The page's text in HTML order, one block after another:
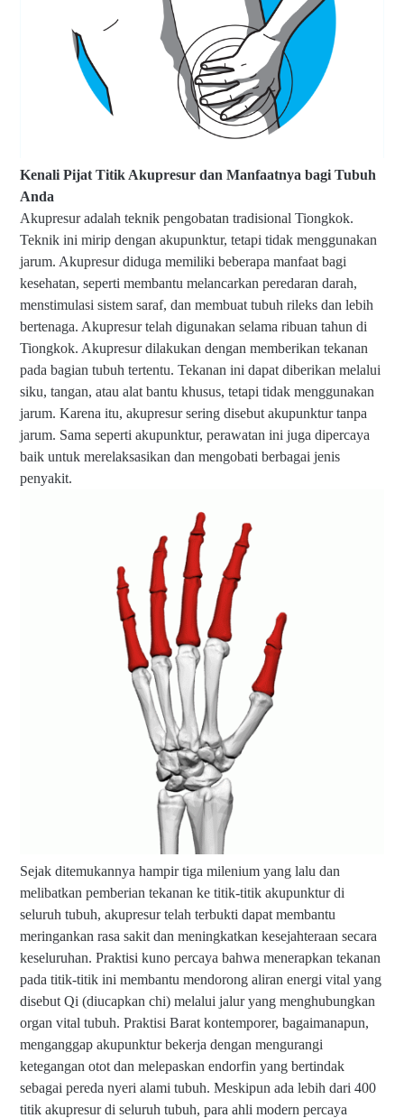
Kenali Pijat Titik Akupresur dan Manfaatnya bagi Tubuh
Anda
Akupresur adalah teknik pengobatan tradisional Tiongkok.
Teknik ini mirip dengan akupunktur, tetapi tidak menggunakan
jarum. Akupresur diduga memiliki beberapa manfaat bagi
kesehatan, seperti membantu melancarkan peredaran darah,
menstimulasi sistem saraf, dan membuat tubuh rileks dan lebih
bertenaga. Akupresur telah digunakan selama ribuan tahun di
Tiongkok. Akupresur dilakukan dengan memberikan tekanan
pada bagian tubuh tertentu. Tekanan ini dapat diberikan melalui
siku, tangan, atau alat bantu khusus, tetapi tidak menggunakan
jarum. Karena itu, akupresur sering disebut akupunktur tanpa
jarum. Sama seperti akupunktur, perawatan ini juga dipercaya
baik untuk merelaksasikan dan mengobati berbagai jenis
penyakit.
Sejak ditemukannya hampir tiga milenium yang lalu dan
melibatkan pemberian tekanan ke titik-titik akupunktur di
seluruh tubuh, akupresur telah terbukti dapat membantu
meringankan rasa sakit dan meningkatkan kesejahteraan secara
keseluruhan. Praktisi kuno percaya bahwa menerapkan tekanan
pada titik-titik ini membantu mendorong aliran energi vital yang
disebut Qi (diucapkan chi) melalui jalur yang menghubungkan
organ vital tubuh. Praktisi Barat kontemporer, bagaimanapun,
menganggap akupunktur bekerja dengan mengurangi
ketegangan otot dan melepaskan endorfin yang bertindak
sebagai pereda nyeri alami tubuh. Meskipun ada lebih dari 400
titik akupresur di seluruh tubuh, para ahli modern percaya